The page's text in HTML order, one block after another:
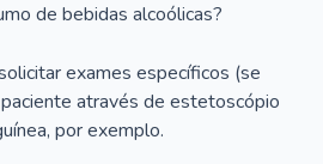
de bebidas alcoólicas?
exames específicos (se
através de estetoscópio
por exemplo.